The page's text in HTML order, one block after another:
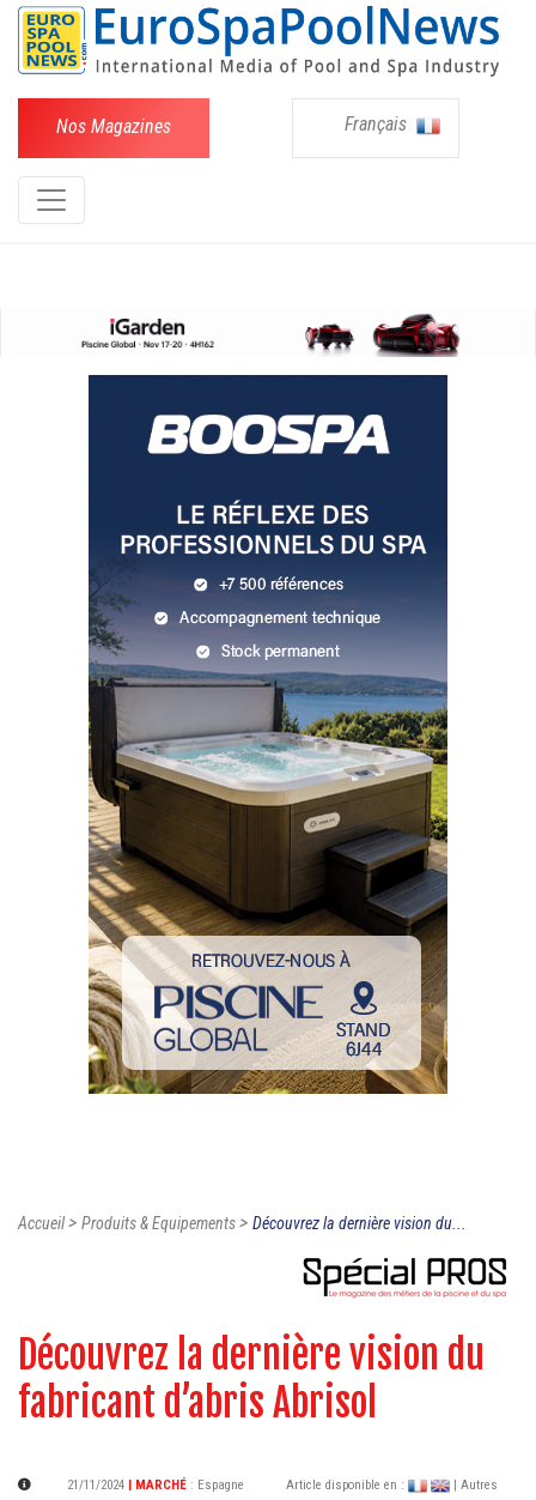
Nos Magazines Français
Accueil> Produits & Equipements> Découvrez la dernière vision du...
Découvrez la dernière vision du
fabricant d’abris Abrisol
21/11/2024 | MARCHÉ : Espagne
Article disponible en :
| Autres